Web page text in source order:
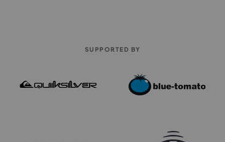
SUPPORTED BY